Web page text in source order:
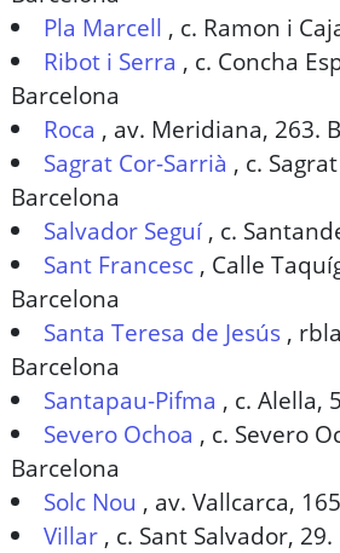
Pla Marcell , c. Ramon i
Ribot i Serra , c. Concha
Barcelona
Roca , av. Meridiana, 263.
Sagrat Cor-Sarrià , c.
Barcelona
Salvador Seguí , c.
Sant Francesc , Calle
Barcelona
Santa Teresa de Jesús ,
Barcelona
Santapau-Pifma , c. Alella,
Severo Ochoa , c. Severo
Barcelona
Solc Nou , av. Vallcarca,
Villar , c. Sant Salvador,